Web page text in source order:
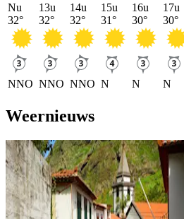
Nu
32°
NNO
13u
32°
NNO
14u
32°
NNO
15u
31°
N
16u
30°
N
17u
30°
N
Weernieuws